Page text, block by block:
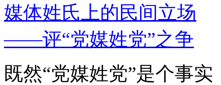
媒体姓氏上的民间立场
——评“党媒姓党”之争
既然“党媒姓党”是个事